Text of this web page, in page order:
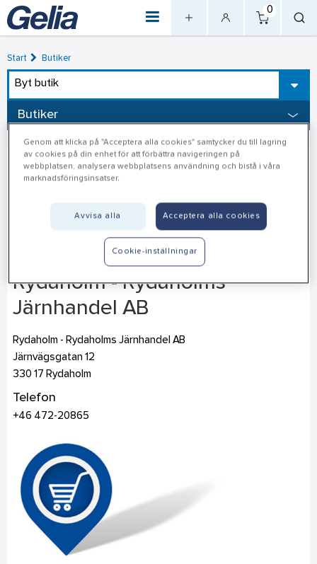
0
Start Butiker
Byt butik
Butiker
Rydaholm - Rydaholms
Järnhandel AB
Rydaholm - Rydaholms Järnhandel AB
Järnvägsgatan 12
330 17 Rydaholm
Telefon
+46 472-20865
Genom att klicka på "Acceptera alla cookies" samtycker du till lagring
av cookies på din enhet för att förbättra navigeringen på
webbplatsen, analysera webbplatsens användning och bistå i våra
marknadsföringsinsatser.
Avvisa alla Acceptera alla cookies
Cookie-inställningar